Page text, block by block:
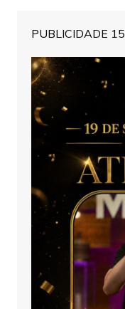
PUBLICIDADE 15